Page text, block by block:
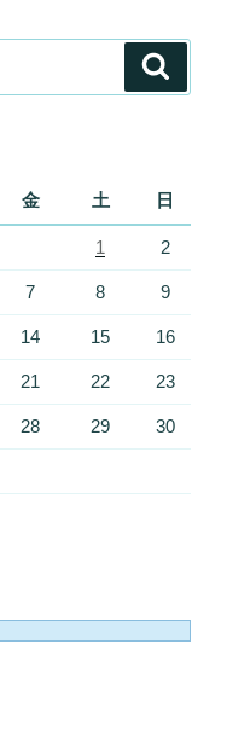
金 土 日
1 2
7 8 9
14 15 16
21 22 23
28 29 30